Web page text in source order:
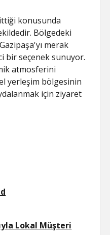
konusunda
Bölgedeki
merak
bir seçenek sunuyor.
atmosferini
yerleşim bölgesinin
için ziyaret
Lokal Müşteri